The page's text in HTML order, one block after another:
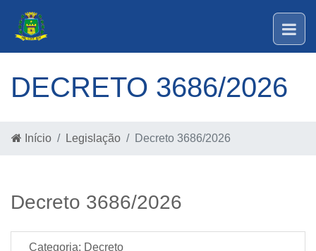
DECRETO 3686/2026
Início Legislação Decreto 3686/2026
Decreto 3686/2026
Categoria: Decreto